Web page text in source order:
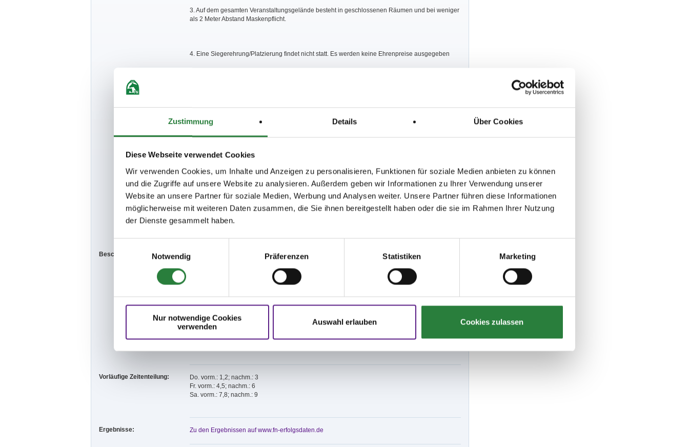
Zustimmung Details Über Cookies
Diese Webseite verwendet Cookies
Wir verwenden Cookies, um Inhalte und Anzeigen zu personalisieren, Funktionen für soziale Medien anbieten zu können
und die Zugriffe auf unsere Website zu analysieren. Außerdem geben wir Informationen zu Ihrer Verwendung unserer
Website an unsere Partner für soziale Medien, Werbung und Analysen weiter. Unsere Partner führen diese Informationen
möglicherweise mit weiteren Daten zusammen, die Sie ihnen bereitgestellt haben oder die sie im Rahmen Ihrer Nutzung
der Dienste gesammelt haben.
Notwendig
Präferenzen Statistiken Marketing
Nur notwendige Cookies
verwenden
Auswahl erlauben Cookies zulassen
3. Auf dem gesamten Veranstaltungsgelände besteht in geschlossenen Räumen und bei weniger
als 2 Meter Abstand Maskenpflicht.
4. Eine Siegerehrung/Platzierung findet nicht statt. Es werden keine Ehrenpreise ausgegeben
bzw. Zuwiderhandlungen können behördlich mit Bußgeldern geahndet werden.
Zusatzgebühr gem. LPO 2018 §26.5 von 5,00 € pro Startplatz, die im Nenngeld enthalten ist.
Der Beitrag beinhaltet Parkgebühren, Mehraufwendungen aufgrund der Corona-Pandemie,
ohne diese
Beschaffenheit der Plätze:
Abreiteplätze: FairgroundSand 25 x 63, Bei Regen Halle 20 x 65
Abreiteplatz:
Abreiteplatz: Sand 18 x 60m
Vorläufige Zeitenteilung:
Do. vorm.: 1,2; nachm.: 3
Fr. vorm.: 4,5; nachm.: 6
Sa. vorm.: 7,8; nachm.: 9
Ergebnisse: Zu den Ergebnissen auf www.fn-erfolgsdaten.de